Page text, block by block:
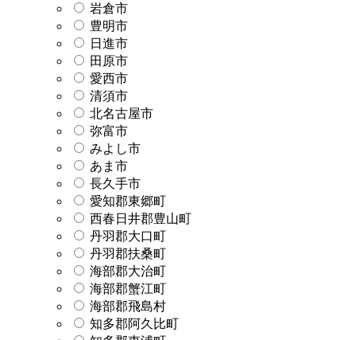
岩倉市
豊明市
日進市
田原市
愛西市
清須市
北名古屋市
弥富市
みよし市
あま市
長久手市
愛知郡東郷町
西春日井郡豊山町
丹羽郡大口町
丹羽郡扶桑町
海部郡大治町
海部郡蟹江町
海部郡飛島村
知多郡阿久比町